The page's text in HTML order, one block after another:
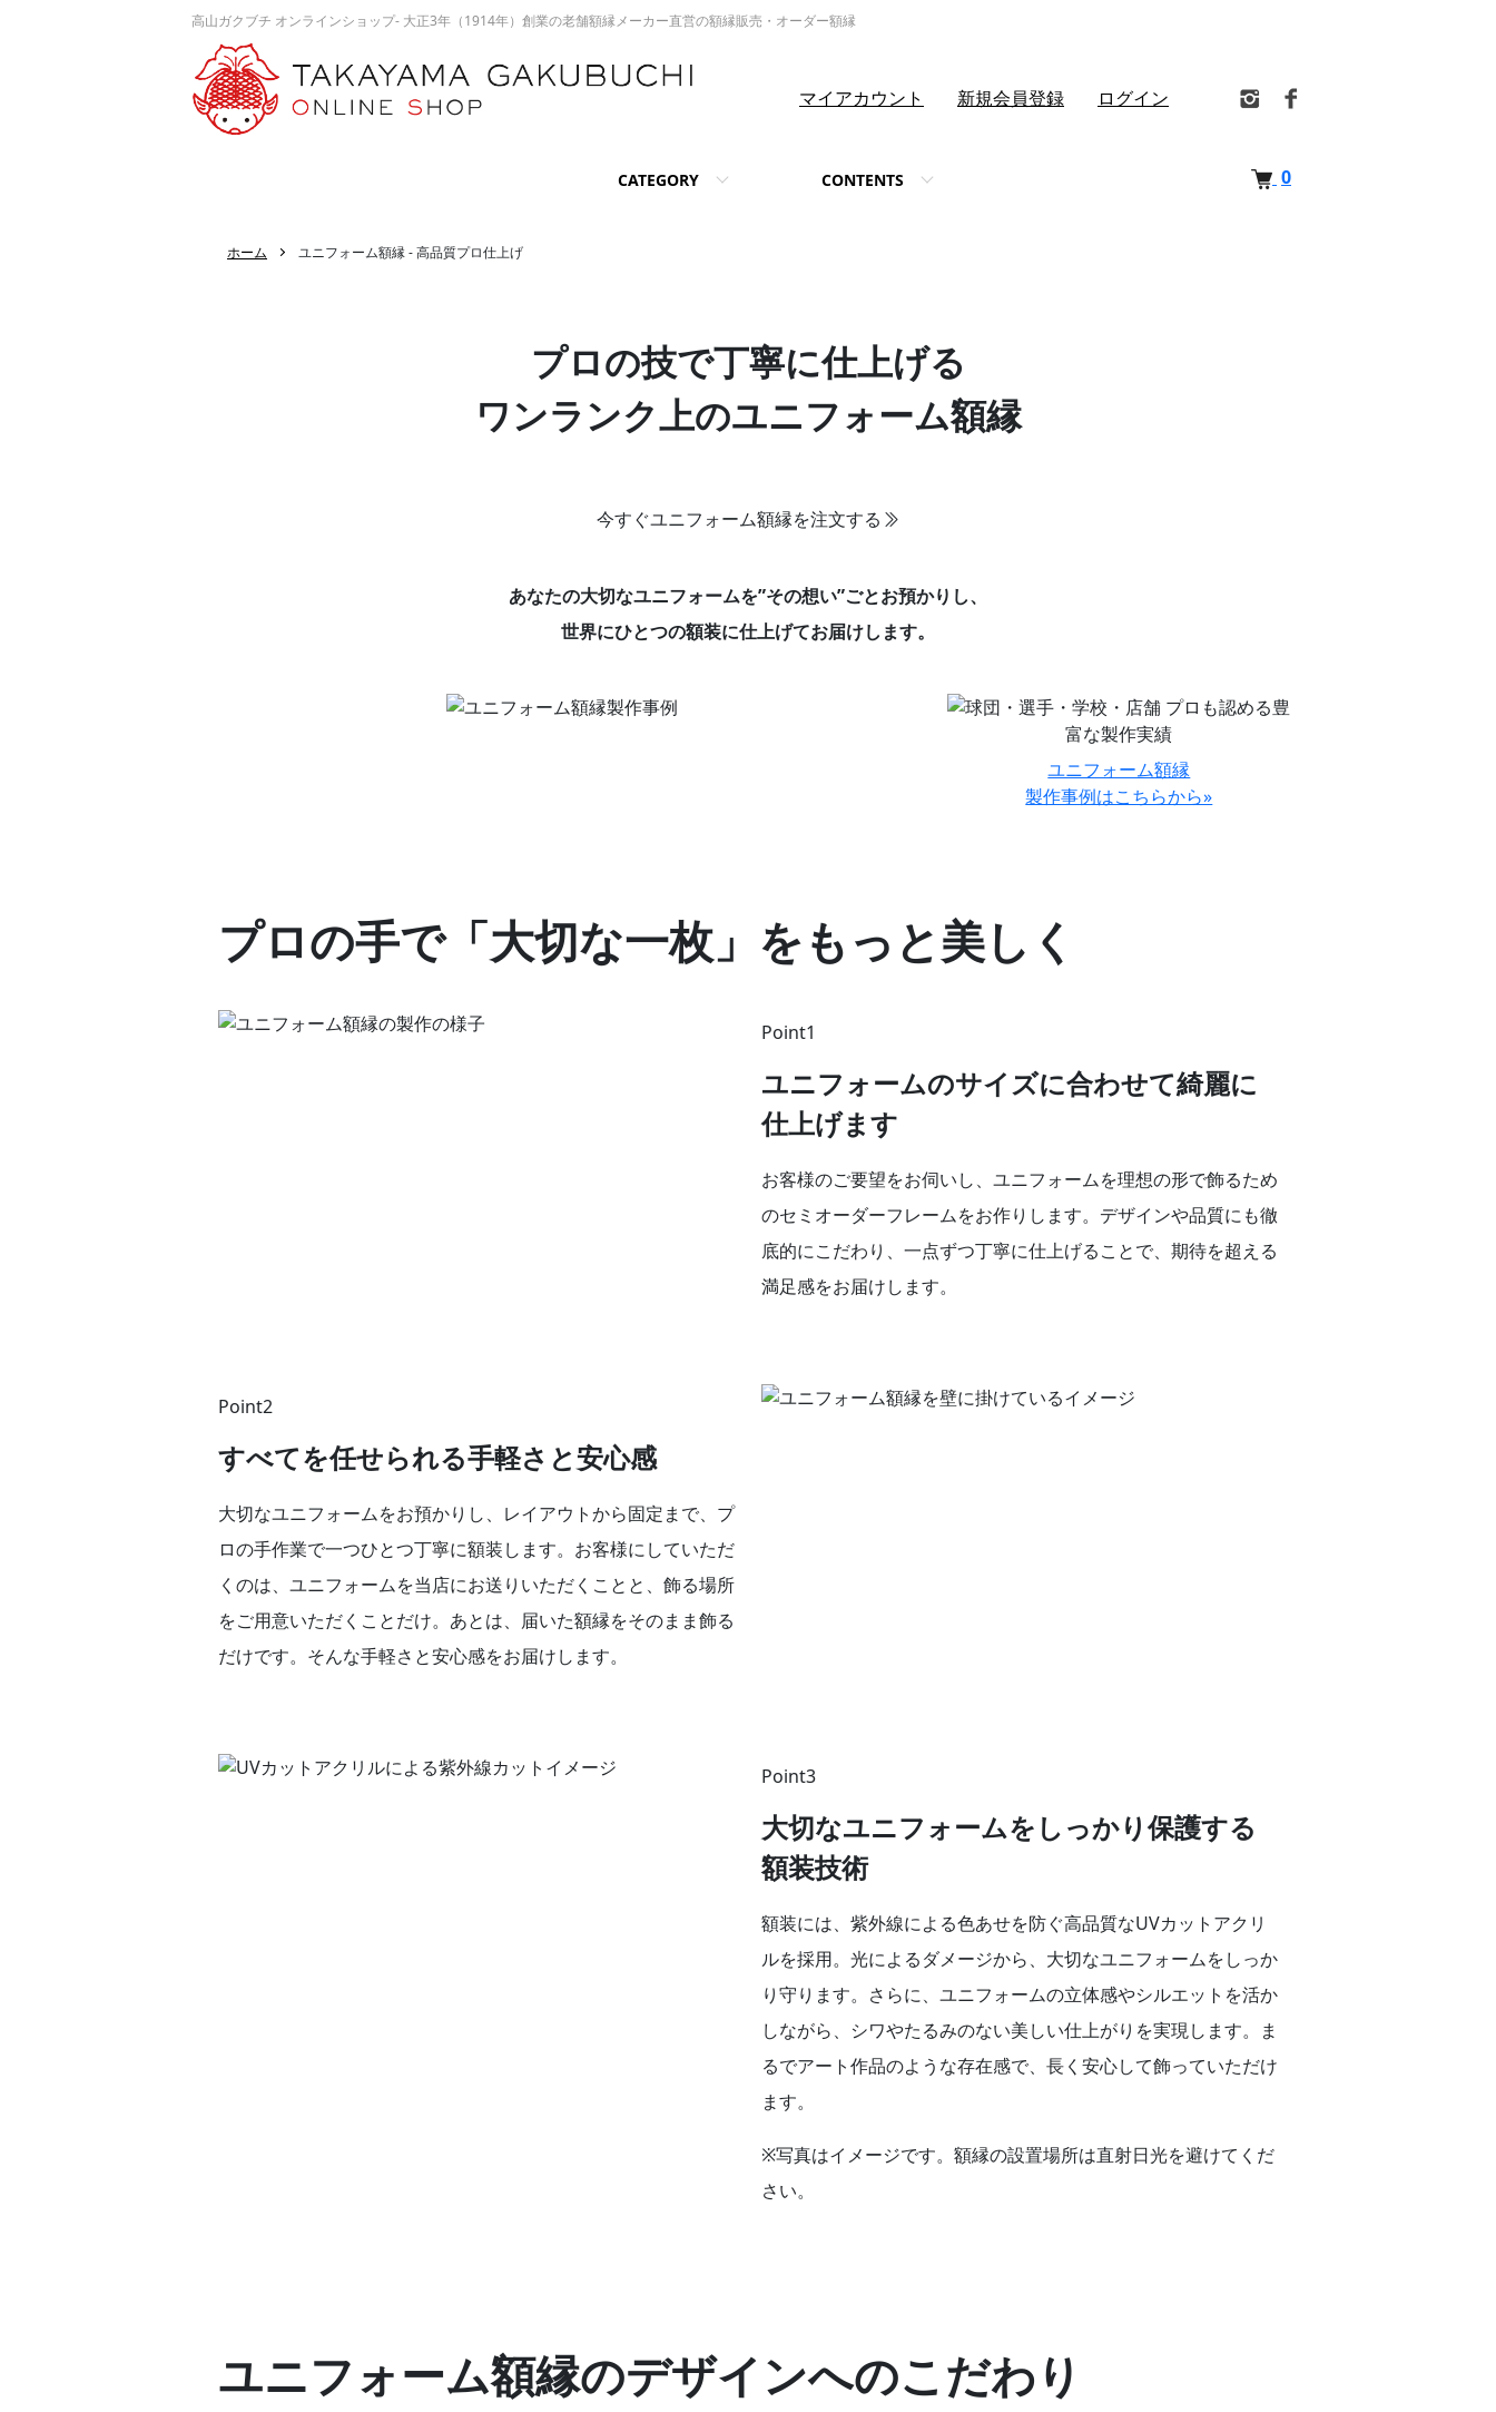
高山ガクブチ オンラインショップ- 大正3年（1914年）創業の老舗額縁メーカー直営の額縁販売・オーダー額縁
0
CATEGORY CONTENTS
マイアカウント 新規会員登録 ログイン
ホーム ユニフォーム額縁 - 高品質プロ仕上げ
プロの技で丁寧に仕上げる
ワンランク上のユニフォーム額縁
今すぐユニフォーム額縁を注文する
あなたの大切なユニフォームを”その想い”ごとお預かりし、
世界にひとつの額装に仕上げてお届けします。
ユニフォーム額縁
製作事例はこちらから»
プロの手で「大切な一枚」をもっと美しく
Point1
ユニフォームのサイズに合わせて綺麗に
仕上げます
お客様のご要望をお伺いし、ユニフォームを理想の形で飾るため
のセミオーダーフレームをお作りします。デザインや品質にも徹
底的にこだわり、一点ずつ丁寧に仕上げることで、期待を超える
満足感をお届けします。
Point2
すべてを任せられる手軽さと安心感
大切なユニフォームをお預かりし、レイアウトから固定まで、プ
ロの手作業で一つひとつ丁寧に額装します。お客様にしていただ
くのは、ユニフォームを当店にお送りいただくことと、飾る場所
をご用意いただくことだけ。あとは、届いた額縁をそのまま飾る
だけです。そんな手軽さと安心感をお届けします。
Point3
大切なユニフォームをしっかり保護する
額装技術
額装には、紫外線による色あせを防ぐ高品質なUVカットアクリ
ルを採用。光によるダメージから、大切なユニフォームをしっか
り守ります。さらに、ユニフォームの立体感やシルエットを活か
しながら、シワやたるみのない美しい仕上がりを実現します。ま
るでアート作品のような存在感で、長く安心して飾っていただけ
ます。
※写真はイメージです。額縁の設置場所は直射日光を避けてくだ
さい。
ユニフォーム額縁のデザインへのこだわり